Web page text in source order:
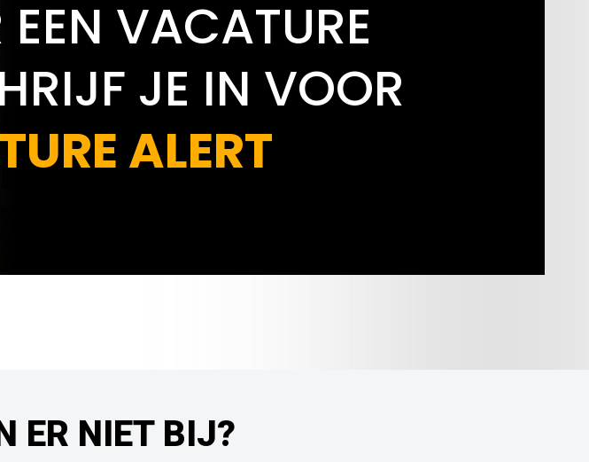
VACATURE
JE IN VOOR
ALERT
ER NIET BIJ?